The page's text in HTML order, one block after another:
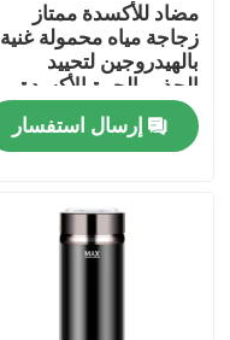
منزل
منتجات
جولة في المعمل
مضاد للأكسدة ممتاز
زجاجة مياه محمولة غنية
بالهيدروجين لتحييد
الجذور الحرة الأكسدة
إرسال استفسار